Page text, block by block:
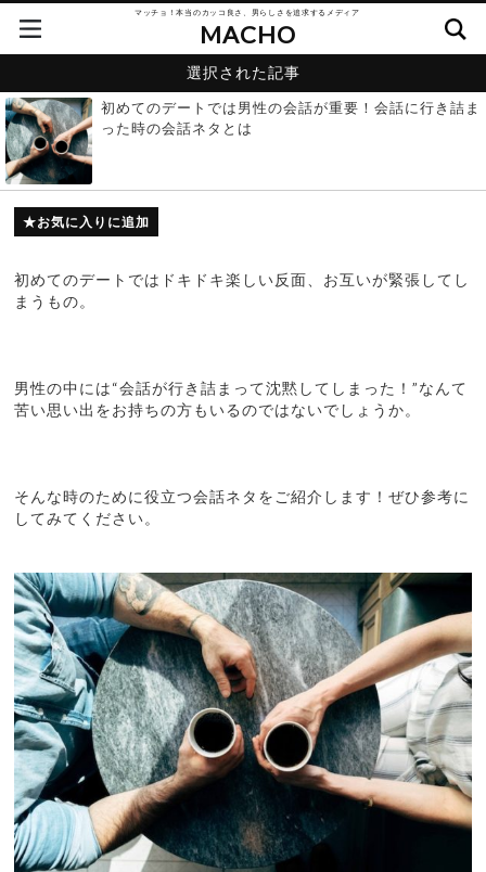
マッチョ！本当のカッコ良さ、男らしさを追求するメディア
MACHO
選択された記事
初めてのデートでは男性の会話が重要！会話に行き詰ま
った時の会話ネタとは
お気に入りに追加
初めてのデートではドキドキ楽しい反面、お互いが緊張してし
まうもの。
男性の中には“会話が行き詰まって沈黙してしまった！”なんて
苦い思い出をお持ちの方もいるのではないでしょうか。
そんな時のために役立つ会話ネタをご紹介します！ぜひ参考に
してみてください。